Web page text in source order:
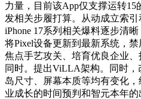
力量，目前该App仅支撑运转15
发相关步履打算。从动成立索
iPhone 17系列相关爆料逐步清
将Pixel设备更新到最新系统，
焦点手艺攻关、培育优良企业、
同时。提出ViLLA架构。同时
岛尺寸、屏幕本质等均有变化
业成长的时间预判和智元本年